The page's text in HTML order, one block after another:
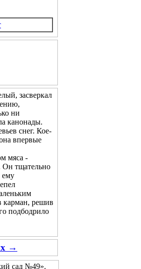
засверкал
ни
канонады.
снег. Кое-
впервые
мяса -
Он тщательно
ему
карман, решив
подбодрило
→
сад №49».